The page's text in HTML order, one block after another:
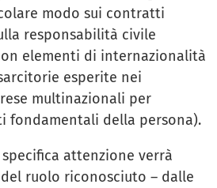
modo sui contratti
responsabilità civile
elementi di internazionalità
esperite nei
multinazionali per
fondamentali della persona).
attenzione verrà
ruolo riconosciuto – dalle